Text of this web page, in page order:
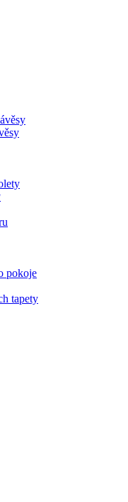
pokoje
tapety